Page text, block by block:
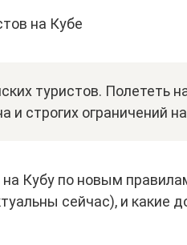
на Кубе
туристов. Полететь
и строгих ограничений
Кубу по новым
сейчас), и какие